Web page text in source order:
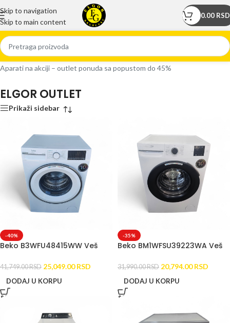
Skip to navigation
Skip to main content
0.00 RSD
Početna/Prodavnica/ELGOR OUTLET
Aparati na akciji – outlet ponuda sa popustom do 45%
ELGOR OUTLET
Prikaži sidebar
-40%
Beko B3WFU48415WW Veš
o/min)
41,749.00RSD 25,049.00RSD
DODAJ U KORPU
-35%
Beko BM1WFSU39223WA Veš
o/min)
31,990.00RSD 20,794.00RSD
DODAJ U KORPU